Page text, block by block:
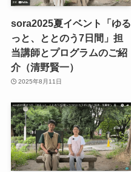
sora2025夏イベント「ゆる
っと、ととのう7日間」担
当講師とプログラムのご紹
介（清野賢一）
2025年8月11日